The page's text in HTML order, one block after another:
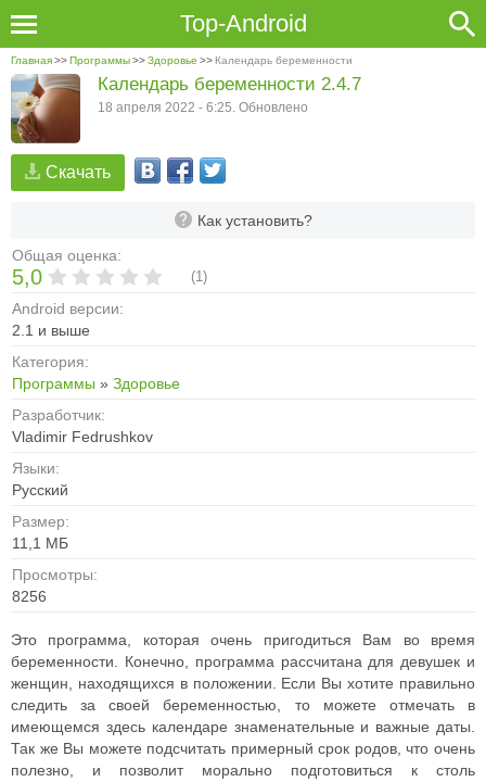
Top-Android
Главная>>Программы>>Здоровье >> Календарь беременности
Скачать
Как установить?
Общая оценка:
5,0 (1)
Android версии:
2.1 и выше
Категория:
Программы » Здоровье
Разработчик:
Vladimir Fedrushkov
Языки:
Русский
Размер:
11,1 МБ
Просмотры:
8256
Календарь беременности 2.4.7
18 апреля 2022 - 6:25. Обновлено
Это программа, которая очень пригодиться Вам во время
беременности. Конечно, программа рассчитана для девушек и
женщин, находящихся в положении. Если Вы хотите правильно
следить за своей беременностью, то можете отмечать в
имеющемся здесь календаре знаменательные и важные даты.
Так же Вы можете подсчитать примерный срок родов, что очень
полезно, и позволит морально подготовиться к столь